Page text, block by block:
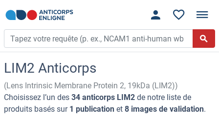
LIM2 Anticorps
(Lens Intrinsic Membrane Protein 2, 19kDa (LIM2))
Choisissez l’un des 34 anticorps LIM2 de notre liste de
produits basés sur 1 publication et 8 images de validation.